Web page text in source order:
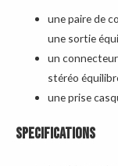
une paire de
une sortie
un
stéréo
une prise
SPECIFICATIONS